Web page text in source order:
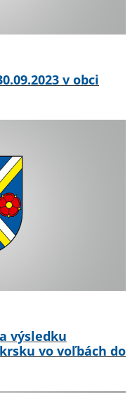
v obci
výsledku
vo voľbách do